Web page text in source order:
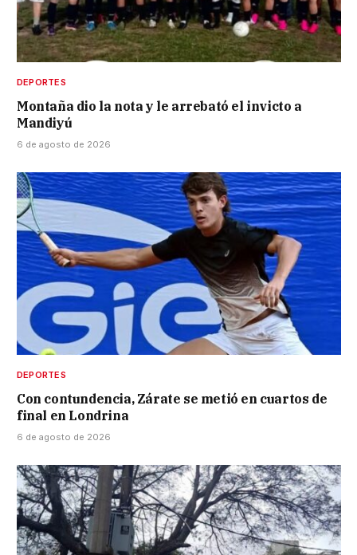
DEPORTES
Montaña dio la nota y le arrebató el invicto a
Mandiyú
6 de agosto de 2026
DEPORTES
Con contundencia, Zárate se metió en cuartos de
final en Londrina
6 de agosto de 2026